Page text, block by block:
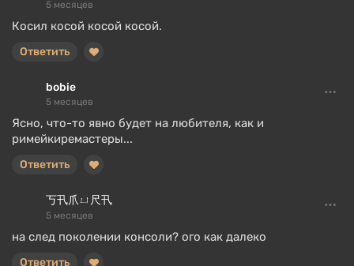
5 месяцев
Косил косой косой косой.
Ответить
bobie
5 месяцев
Ясно, что-то явно будет на любителя, как и
римейкиремастеры...
Ответить
丂卂爪ㄩ尺卂
5 месяцев
на след поколении консоли? ого как далеко
Ответить